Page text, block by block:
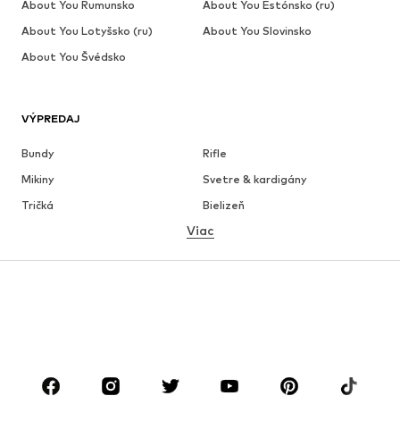
VÝPREDAJ
Bundy
Rifle
Mikiny
Svetre & kardigány
Tričká
Bielizeň
Košele
Kabáty
Obleky & saká
OBLEČENIE
Viac
About You Rumunsko
About You Estónsko (ru)
About You Lotyšsko (ru)
About You Slovinsko
About You Švédsko